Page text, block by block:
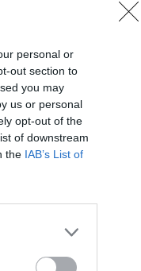
personal or
out section to
you may
us or personal
opt-out of the
of downstream
the IAB’s List of